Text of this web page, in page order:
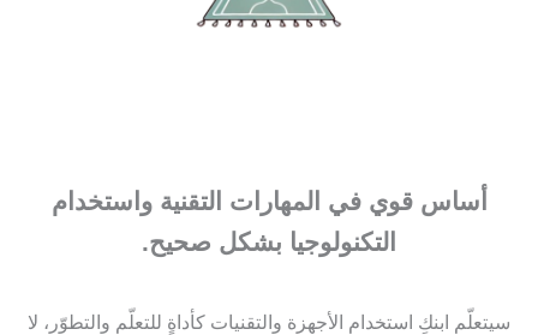
أساس قوي في المهارات التقنية واستخدام
التكنولوجيا بشكل صحيح.
سيتعلّم ابنكِ استخدام الأجهزة والتقنيات كأداةٍ للتعلّم والتطوّر، لا